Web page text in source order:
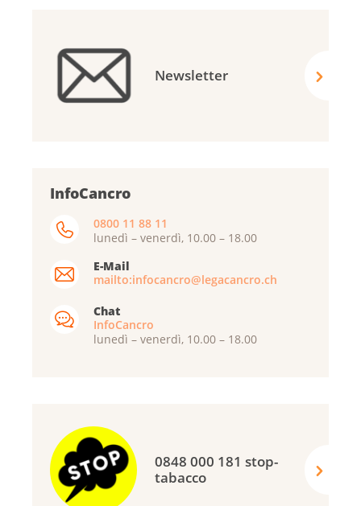
Newsletter
InfoCancro
0800 11 88 11
lunedì – venerdì, 10.00 – 18.00
E-Mail
mailto:infocancro@legacancro.ch
Chat
InfoCancro
lunedì – venerdì, 10.00 – 18.00
0848 000 181 stop-
tabacco